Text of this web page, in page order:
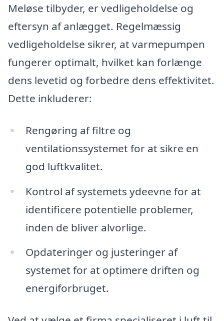
Meløse tilbyder, er vedligeholdelse og
eftersyn af anlægget. Regelmæssig
vedligeholdelse sikrer, at varmepumpen
fungerer optimalt, hvilket kan forlænge
dens levetid og forbedre dens effektivitet.
Dette inkluderer:
Rengøring af filtre og
ventilationssystemet for at sikre en
god luftkvalitet.
Kontrol af systemets ydeevne for at
identificere potentielle problemer,
inden de bliver alvorlige.
Opdateringer og justeringer af
systemet for at optimere driften og
energiforbruget.